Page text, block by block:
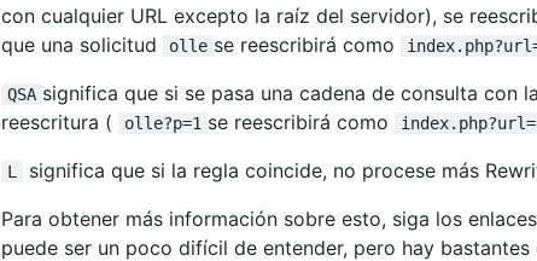
con cualquier URL excepto la raíz del servidor), se
que una solicitud
olle se reescribirá como
QSA significa que si se pasa una cadena de consulta con
reescritura (
olle?p=1 se reescribirá como
L
significa que si la regla coincide, no procese más
Para obtener más información sobre esto, siga los
puede ser un poco difícil de entender, pero hay